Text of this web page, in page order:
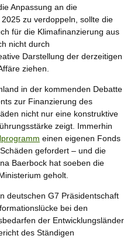
Anpassung an die
zu verdoppeln, sollte die
für die Klimafinanzierung aus
nicht durch
Darstellung der derzeitigen
ziehen.
in der kommenden Debatte
zur Finanzierung des
nicht nur eine konstruktive
zeigt. Immerhin
einen eigenen Fonds
gefordert – und die
Baerbock hat soeben die
geholt.
deutschen G7 Präsidentschaft
bei den
der Entwicklungsländer
des Ständigen